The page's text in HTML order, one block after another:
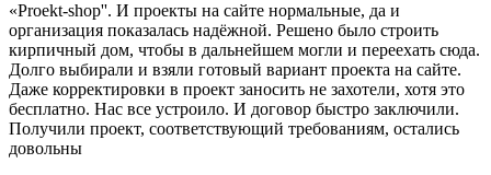
«Proekt-shop''. И проекты на сайте нормальные, да и
организация показалась надёжной. Решено было строить
кирпичный дом, чтобы в дальнейшем могли и переехать сюда.
Долго выбирали и взяли готовый вариант проекта на сайте.
Даже корректировки в проект заносить не захотели, хотя это
бесплатно. Нас все устроило. И договор быстро заключили.
Получили проект, соответствующий требованиям, остались
довольны